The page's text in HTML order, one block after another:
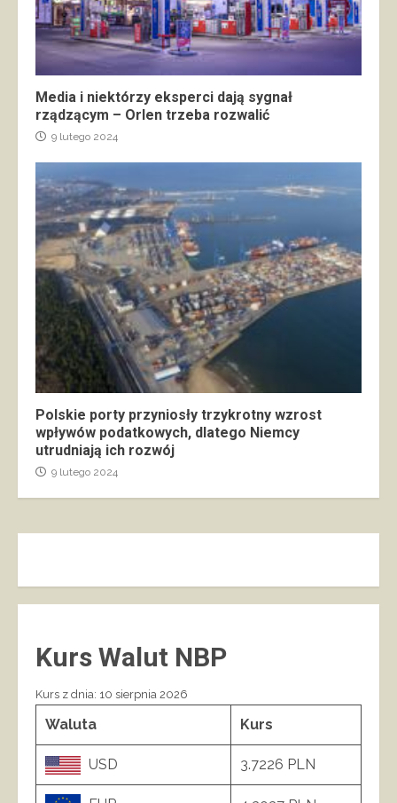
Media i niektórzy eksperci dają sygnał
rządzącym – Orlen trzeba rozwalić
9 lutego 2024
Polskie porty przyniosły trzykrotny wzrost
wpływów podatkowych, dlatego Niemcy
utrudniają ich rozwój
9 lutego 2024
Kurs Walut NBP
Kurs z dnia: 10 sierpnia 2026
Waluta Kurs
USD 3.7226 PLN